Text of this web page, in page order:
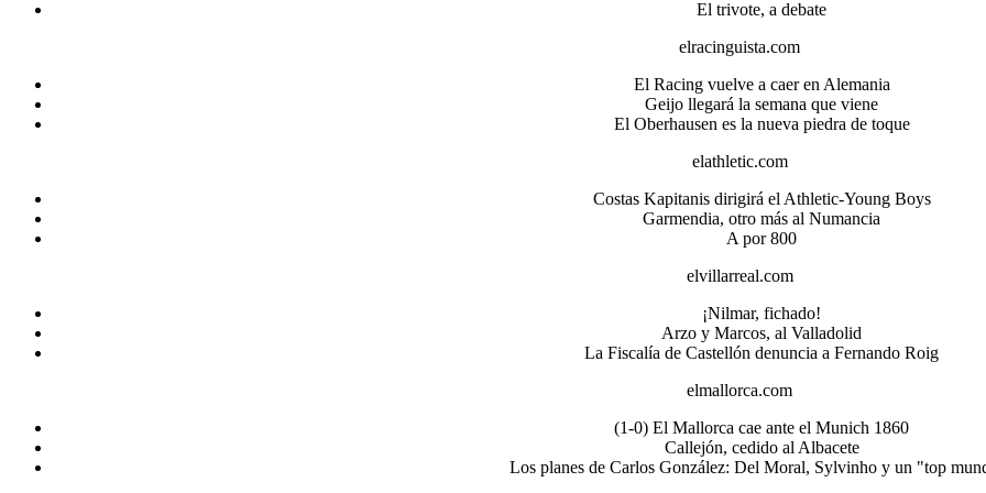
El trivote, a debate
elracinguista.com
El Racing vuelve a caer en Alemania
Geijo llegará la semana que viene
El Oberhausen es la nueva piedra de toque
elathletic.com
Costas Kapitanis dirigirá el Athletic-Young Boys
Garmendia, otro más al Numancia
A por 800
elvillarreal.com
¡Nilmar, fichado!
Arzo y Marcos, al Valladolid
La Fiscalía de Castellón denuncia a Fernando Roig
elmallorca.com
(1-0) El Mallorca cae ante el Munich 1860
Callejón, cedido al Albacete
Los planes de Carlos González: Del Moral, Sylvinho y un "top